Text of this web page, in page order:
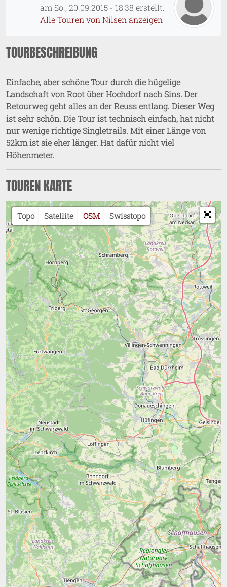
amSo., 20.09.2015 - 18:38 erstellt.
Alle Touren von Nilsen anzeigen
TOURBESCHREIBUNG
Einfache, aber schöne Tour durch die hügelige
Landschaft von Root über Hochdorf nach Sins. Der
Retourweg geht alles an der Reuss entlang. Dieser Weg
ist sehr schön. Die Tour ist technisch einfach, hat nicht
nur wenige richtige Singletrails. Mit einer Länge von
52km ist sie eher länger. Hat dafür nicht viel
Höhenmeter.
TOUREN KARTE
Topo Satellite OSM Swisstopo